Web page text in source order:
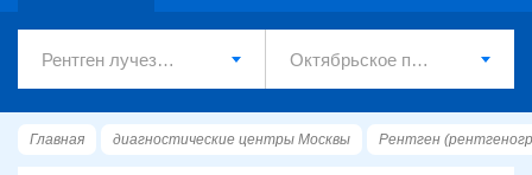
Главная диагностические центры Москвы Рентген